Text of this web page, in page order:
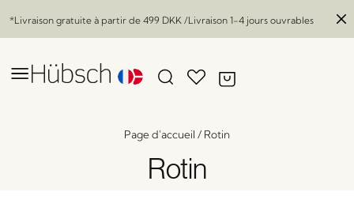
*Livraison gratuite à partir de 499 DKK /Livraison 1-4 jours ouvrables
Page d'accueil / Rotin
Rotin